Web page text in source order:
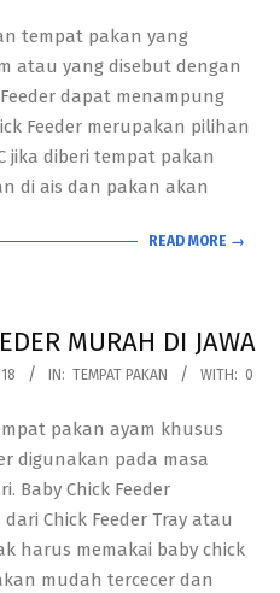
tempat pakan yang
atau yang disebut dengan
Feeder dapat menampung
Feeder merupakan pilihan
jika diberi tempat pakan
di ais dan pakan akan
READ MORE →
MURAH DI JAWA
IN: TEMPAT PAKAN WITH: 0
pakan ayam khusus
digunakan pada masa
Baby Chick Feeder
Chick Feeder Tray atau
harus memakai baby chick
mudah tercecer dan